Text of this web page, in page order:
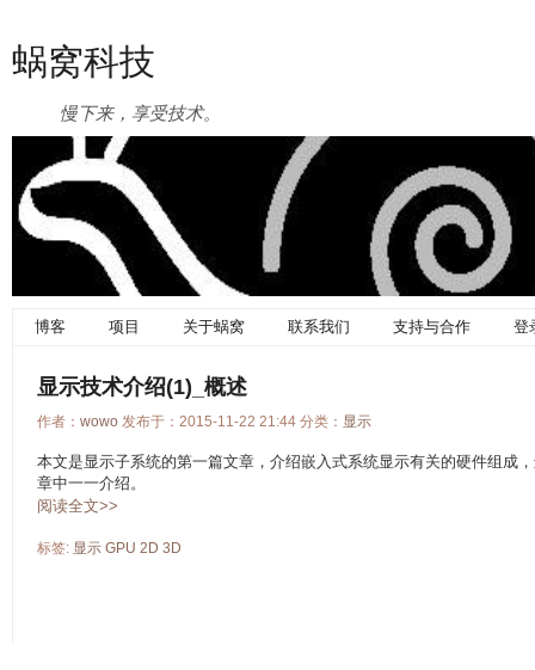
蜗窝科技
慢下来，享受技术。
博客 项目 关于蜗窝 联系我们 支持与合作 登
显示技术介绍(1)_概述
作者： wowo 发布于：2015-11-22 21:44 分类： 显示
本文是显示子系统的第一篇文章，介绍嵌入式系统显示有关的硬件组成
章中一一介绍。
阅读全文>>
标签: 显示 GPU 2D 3D